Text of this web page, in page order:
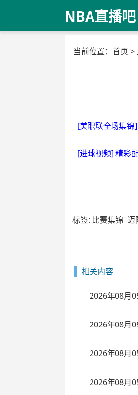
NBA直播吧
当前位置： 首页 >
[美职联全场集锦
[进球视频] 精彩
标签: 比赛集锦 迈
相关内容
2026年08月
2026年08月
2026年08月
2026年08月